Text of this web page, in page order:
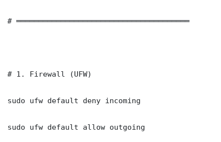
# ═══════════════════════════════════════
# 1. Firewall (UFW)
sudo ufw default deny incoming
sudo ufw default allow outgoing